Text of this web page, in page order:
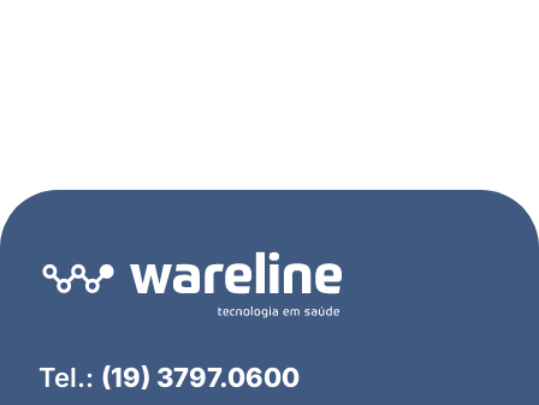
Tel.: (19) 3797.0600